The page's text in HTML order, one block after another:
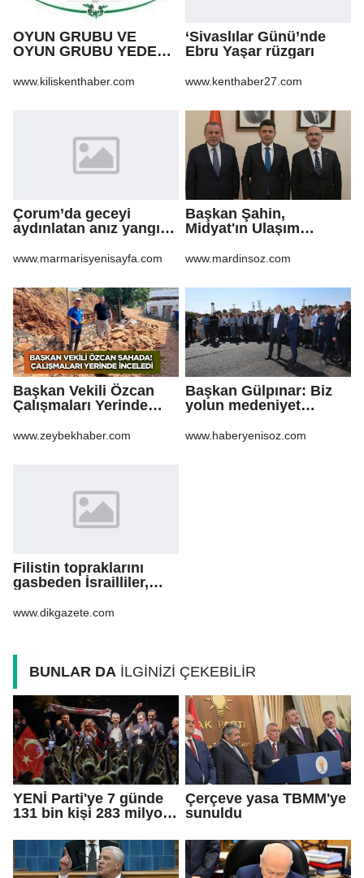
OYUN GRUBU VE
OYUN GRUBU YEDEK
www.kiliskenthaber.com
‘Sivaslılar Günü’nde
Ebru Yaşar rüzgarı
www.kenthaber27.com
Çorum’da geceyi
aydınlatan anız yangını
www.marmarisyenisayfa.com
Başkan Şahin,
Midyat'ın Ulaşım
Taşıdı
www.mardinsoz.com
Başkan Vekili Özcan
Çalışmaları Yerinde
www.zeybekhaber.com
Başkan Gülpınar: Biz
yolun medeniyet
www.haberyenisoz.com
Filistin topraklarını
gasbeden İsrailliler,
Şeria’daki saldırılarını
www.dikgazete.com
BUNLAR DA İLGİNİZİ ÇEKEBİLİR
YENİ Parti'ye 7 günde
131 bin kişi 283 milyon
Çerçeve yasa TBMM'ye
sunuldu